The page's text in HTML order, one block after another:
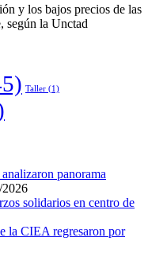
y los bajos precios de las
según la Unctad
Taller (1)
panorama
2026
solidarios en centro de
la CIEA regresaron por